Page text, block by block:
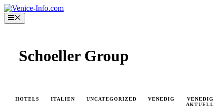
Skip
to
content
Menu
Schoeller Group
HOTELS ITALIEN UNCATEGORIZED VENEDIG
VENEDIG
AKTUELL